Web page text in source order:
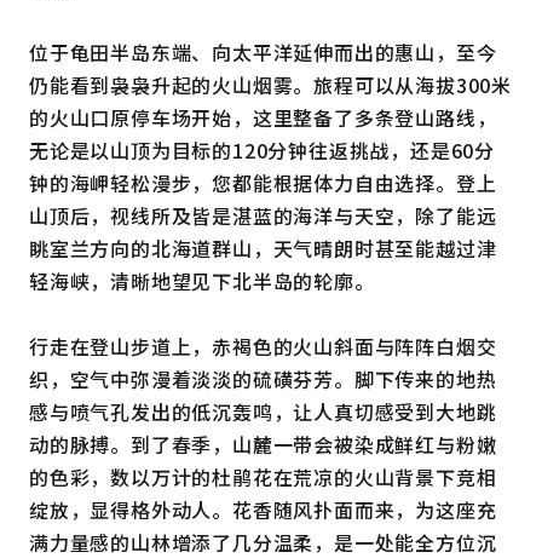
位于龟田半岛东端、向太平洋延伸而出的惠山，至今
仍能看到袅袅升起的火山烟雾。旅程可以从海拔300米
的火山口原停车场开始，这里整备了多条登山路线，
无论是以山顶为目标的120分钟往返挑战，还是60分
钟的海岬轻松漫步，您都能根据体力自由选择。登上
山顶后，视线所及皆是湛蓝的海洋与天空，除了能远
眺室兰方向的北海道群山，天气晴朗时甚至能越过津
轻海峡，清晰地望见下北半岛的轮廓。
行走在登山步道上，赤褐色的火山斜面与阵阵白烟交
织，空气中弥漫着淡淡的硫磺芬芳。脚下传来的地热
感与喷气孔发出的低沉轰鸣，让人真切感受到大地跳
动的脉搏。到了春季，山麓一带会被染成鲜红与粉嫩
的色彩，数以万计的杜鹃花在荒凉的火山背景下竞相
绽放，显得格外动人。花香随风扑面而来，为这座充
满力量感的山林增添了几分温柔，是一处能全方位沉